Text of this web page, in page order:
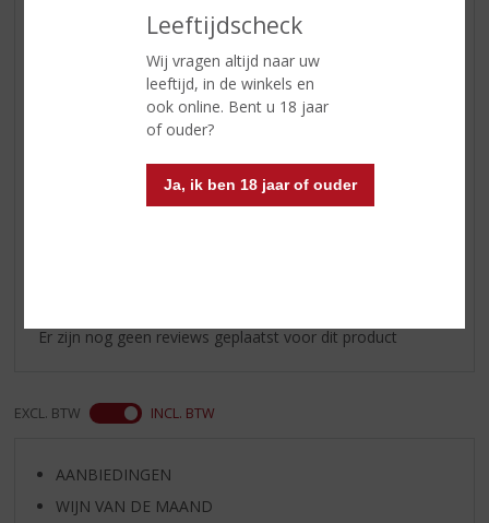
Leeftijdscheck
Wij vragen altijd naar uw
leeftijd, in de winkels en
ook online. Bent u 18 jaar
of ouder?
Ja, ik ben 18 jaar of ouder
daarna milder wordend richting
zachtere vruchten zoals perzik en
abrikoos. Het fruitige karakter
gaat daarna richting romige fudge
en vanille.
medium lang met een peperige
afdronk.
Er zijn nog geen reviews geplaatst voor dit product
EXCL. BTW INCL. BTW
AANBIEDINGEN
WIJN VAN DE MAAND